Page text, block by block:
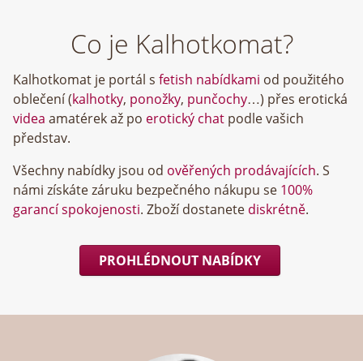
Co je Kalhotkomat?
Kalhotkomat je portál s fetish nabídkami od použitého
oblečení (kalhotky, ponožky, punčochy…) přes erotická
videa amatérek až po erotický chat podle vašich
představ.
Všechny nabídky jsou od ověřených prodávajících. S
námi získáte záruku bezpečného nákupu se 100%
garancí spokojenosti. Zboží dostanete diskrétně.
PROHLÉDNOUT NABÍDKY